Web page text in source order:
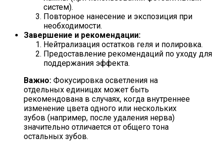
систем).
Повторное нанесение и экспозиция при
необходимости.
Завершение и рекомендации:
Нейтрализация остатков геля и полировка.
Предоставление рекомендаций по уходу для
поддержания эффекта.
Важно: Фокусировка осветления на
отдельных единицах может быть
рекомендована в случаях, когда внутреннее
изменение цвета одного или нескольких
зубов (например, после удаления нерва)
значительно отличается от общего тона
остальных зубов.